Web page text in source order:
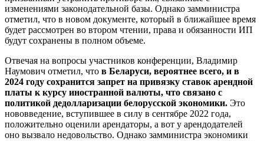
изменениями законодательной базы. Однако замминистра
отметил, что в новом документе, который в ближайшее время
будет рассмотрен во втором чтении, права и обязанности ИП
будут сохранены в полном объеме.
Отвечая на вопросы участников конференции, Владимир
Наумович отметил, что в Беларуси, вероятнее всего, и в
2024 году сохранится запрет на привязку ставок арендной
платы к курсу иностранной валюты, что связано с
политикой дедолларизации белорусской экономики. Это
нововведение, вступившее в силу в сентябре 2022 года,
положительно оценили арендаторы, а вот у арендодателей
оно вызвало недовольство. Однако замминистра экономики